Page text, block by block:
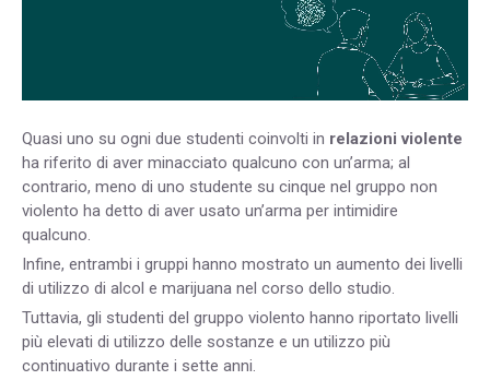
Quasi uno su ogni due studenti coinvolti in relazioni violente
ha riferito di aver minacciato qualcuno con un’arma; al
contrario, meno di uno studente su cinque nel gruppo non
violento ha detto di aver usato un’arma per intimidire
qualcuno.
Infine, entrambi i gruppi hanno mostrato un aumento dei livelli
di utilizzo di alcol e marijuana nel corso dello studio.
Tuttavia, gli studenti del gruppo violento hanno riportato livelli
più elevati di utilizzo delle sostanze e un utilizzo più
continuativo durante i sette anni.